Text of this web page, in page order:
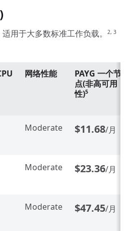
用于大多数标准工作负载。 2, 3
网络性能
PAYG 一个节
点(非高可用
性)5
Moderate $11.68/月
Moderate $23.36/月
Moderate $47.45/月